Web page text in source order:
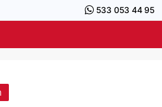
533 053 44 95